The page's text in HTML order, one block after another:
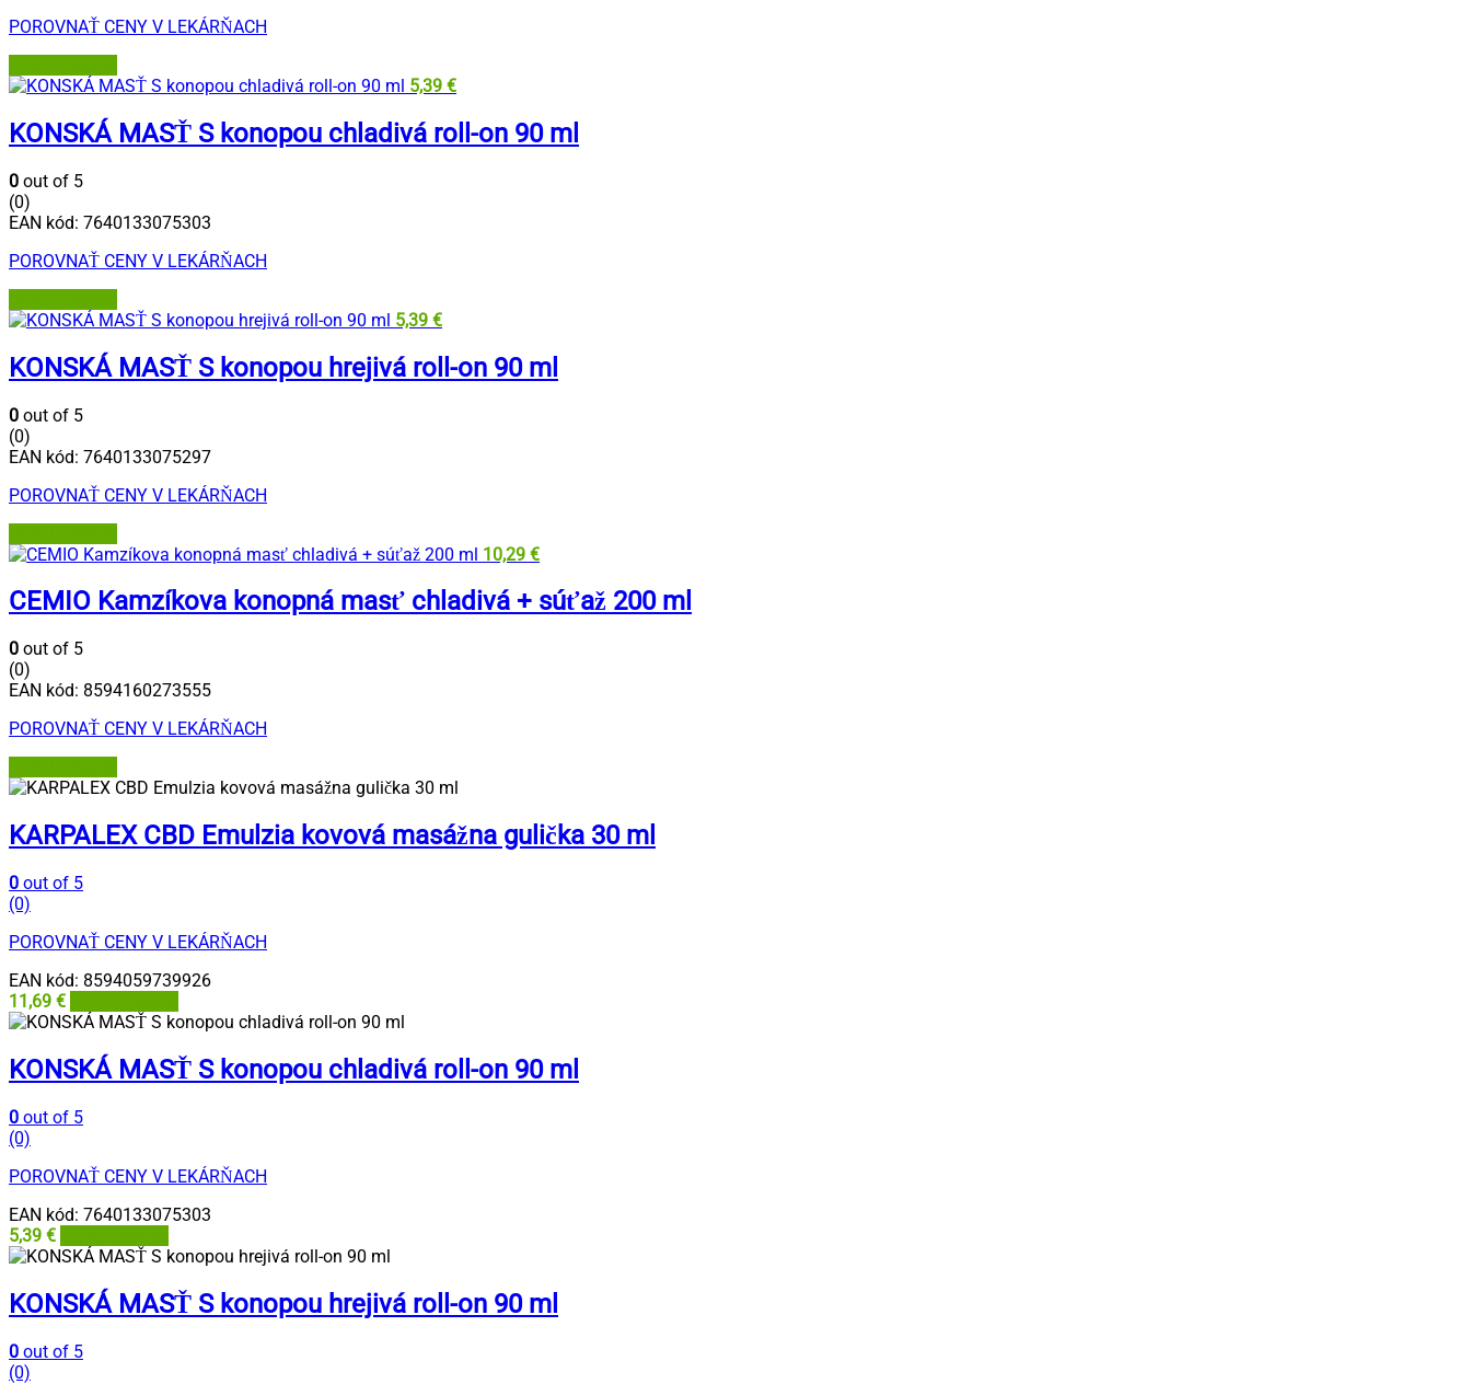
POROVNAŤ CENY V LEKÁRŇACH
5,39 €
KONSKÁ MASŤ S konopou chladivá roll-on 90 ml
0 out of 5
(0)
EAN kód: 7640133075303
POROVNAŤ CENY V LEKÁRŇACH
5,39 €
KONSKÁ MASŤ S konopou hrejivá roll-on 90 ml
0 out of 5
(0)
EAN kód: 7640133075297
POROVNAŤ CENY V LEKÁRŇACH
10,29 €
CEMIO Kamzíkova konopná masť chladivá + súťaž 200 ml
0 out of 5
(0)
EAN kód: 8594160273555
POROVNAŤ CENY V LEKÁRŇACH
KARPALEX CBD Emulzia kovová masážna gulička 30 ml
0 out of 5
(0)
POROVNAŤ CENY V LEKÁRŇACH
EAN kód: 8594059739926
11,69 €
KONSKÁ MASŤ S konopou chladivá roll-on 90 ml
0 out of 5
(0)
POROVNAŤ CENY V LEKÁRŇACH
EAN kód: 7640133075303
5,39 €
KONSKÁ MASŤ S konopou hrejivá roll-on 90 ml
0 out of 5
(0)